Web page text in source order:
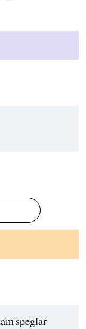
speglar